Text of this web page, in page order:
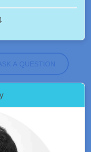
A QUESTION